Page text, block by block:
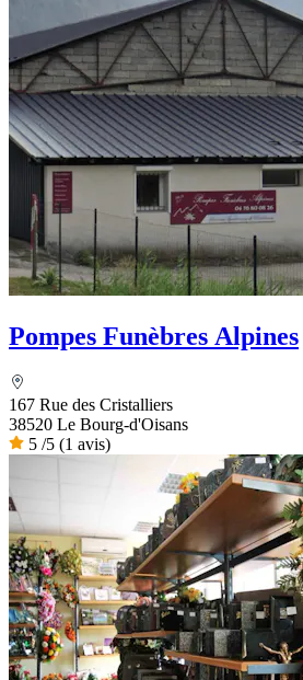
Pompes Funèbres Alpines
167 Rue des Cristalliers
38520 Le Bourg-d'Oisans
5 /5 (1 avis)